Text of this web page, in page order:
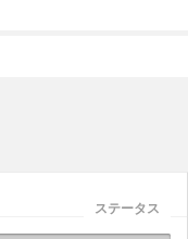
ステータス